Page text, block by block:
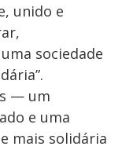
unido e
sociedade
— um
e uma
mais solidária